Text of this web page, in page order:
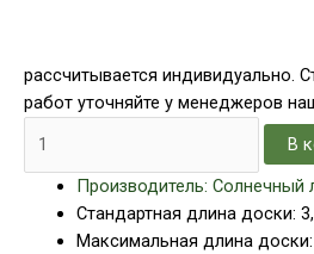
рассчитывается индивидуально.
работ уточняйте у менеджеров
В
Производитель: Солнечный
Стандартная длина доски:
Максимальная длина